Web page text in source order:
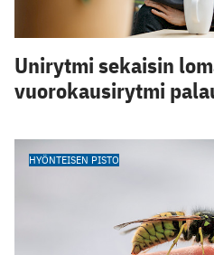
Unirytmi sekaisin
vuorokausirytmi
HYÖNTEISEN PISTO